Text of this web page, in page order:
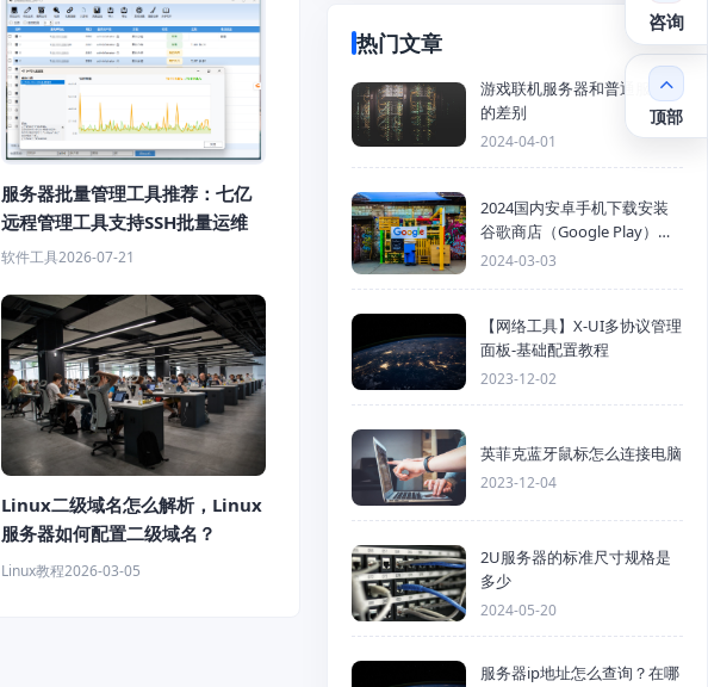
服务器批量管理工具推荐：七亿
远程管理工具支持SSH批量运维
软件工具2026-07-21
Linux二级域名怎么解析，Linux
服务器如何配置二级域名？
Linux教程2026-03-05
热门文章
游戏联机服务器和普通服务器
的差别
2024-04-01
2024国内安卓手机下载安装
谷歌商店（Google Play）详
细步骤
2024-03-03
【网络工具】X-UI多协议管理
面板-基础配置教程
2023-12-02
英菲克蓝牙鼠标怎么连接电脑
2023-12-04
2U服务器的标准尺寸规格是
多少
2024-05-20
服务器ip地址怎么查询？在哪
咨询
顶部